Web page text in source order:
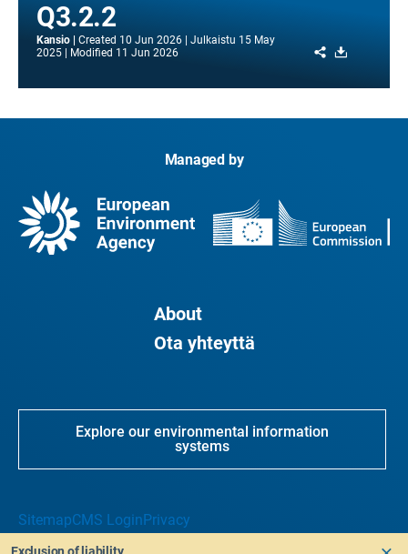
Q3.2.2
Kansio Created 10 Jun 2026 Julkaistu 15 May
2025
Modified 11 Jun 2026 Share
Managed by
About
Ota yhteyttä
Explore our environmental information
systems
SitemapCMS LoginPrivacy
Exclusion of liability